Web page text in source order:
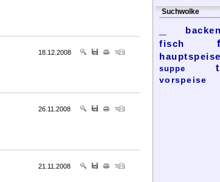
18.12.2008
26.11.2008
21.11.2008
Suchwolke
backen
fisch
hauptspeise
suppe
vorspeise